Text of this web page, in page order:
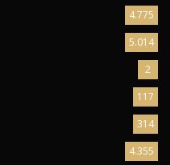
9.022
4.775
5.014
2
117
314